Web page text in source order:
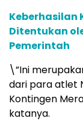
Keberhasilan
Ditentukan
Pemerintah
\”Ini
dari para atlet
Kontingen
katanya.